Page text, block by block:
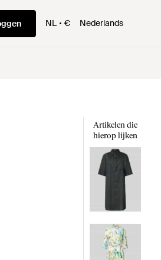
NL € Nederlands
Artikelen die
hierop lijken